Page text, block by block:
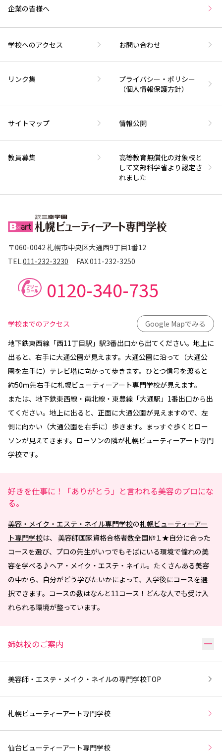
企業の皆様へ
学校へのアクセス お問い合わせ
リンク集
プライバシー・ポリシー
（個人情報保護方針）
サイトマップ 情報公開
教員募集
高等教育無償化の対象校と
して文部科学省より認定さ
れました
〒060-0042 札幌市中央区大通西9丁目1番12
TEL.011-232-3230 FAX.011-232-3250
0120-340-735
学校までのアクセス
Google Mapでみる
地下鉄東西線「西11丁目駅」駅3番出口から出てください。地上に
出ると、右手に大通公園が見えます。大通公園に沿って（大通公
園を左手に）テレビ塔に向かって歩きます。ひとつ信号を渡ると
約50ｍ先右手に札幌ビューティーアート専門学校が見えます。
または、地下鉄東西線・南北線・東豊線「大通駅」1番出口から出
てください。地上に出ると、正面に大通公園が見えますので、左
側に向かい（大通公園を右手に）歩きます。まっすぐ歩くとロー
ソンが見えてきます。ローソンの隣が札幌ビューティーアート専門
学校です。
好きを仕事に！「ありがとう」と言われる美容のプロにな
る。
美容・メイク・エステ・ネイル専門学校の札幌ビューティーアー
ト専門学校は、 美容師国家資格合格者数全国№１★自分に合った
コースを選び、プロの先生がいつでもそばにいる環境で憧れの美
容を学べる♪ヘア・メイク・エステ・ネイル。たくさんある美容
の中から、自分がどう学びたいかによって、入学後にコースを選
択できます。コースの数はなんと11コース！どんな人でも受け入
れられる環境が整っています。
姉妹校のご案内 リ
美容師・エステ・メイク・ネイルの専門学校TOP
札幌ビューティーアート専門学校
仙台ビューティーアート専門学校